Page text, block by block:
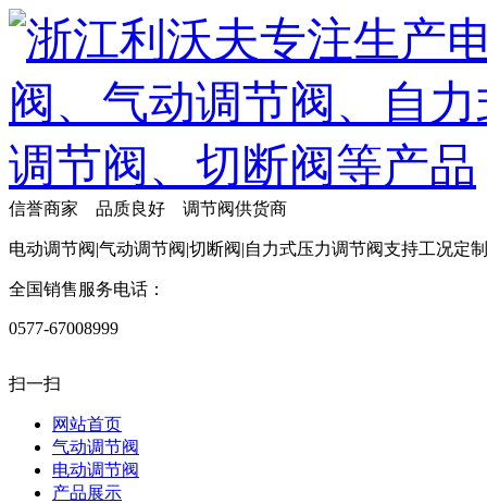
信誉商家 品质良好 调节阀供货商
电动调节阀|气动调节阀|切断阀|自力式压力调节阀支持工况定制
全国销售服务电话：
0577-67008999
扫一扫
网站首页
气动调节阀
电动调节阀
产品展示